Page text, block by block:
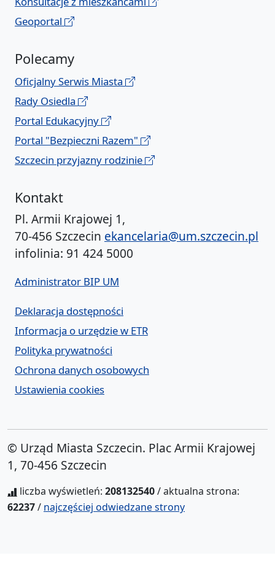
Geoportal
Polecamy
Oficjalny Serwis Miasta
Rady Osiedla
Portal Edukacyjny
Portal "Bezpieczni Razem"
Szczecin przyjazny rodzinie
Kontakt
Pl. Armii Krajowej 1,
70-456 Szczecin ekancelaria@um.szczecin.pl
infolinia: 91 424 5000
Administrator BIP UM
Deklaracja dostępności
Informacja o urzędzie w ETR
Polityka prywatności
Ochrona danych osobowych
Ustawienia cookies
© Urząd Miasta Szczecin. Plac Armii Krajowej
1, 70-456 Szczecin
liczba wyświetleń: 208132540/ aktualna strona:
62237/ najczęściej odwiedzane strony